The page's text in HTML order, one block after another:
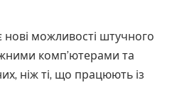
можливості штучного
комп’ютерами та
ніж ті, що працюють із